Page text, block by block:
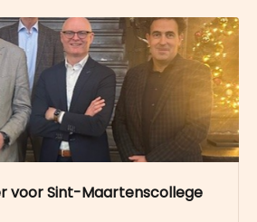
voor Sint-Maartenscollege